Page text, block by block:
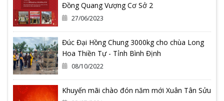
Đồng Quang Vượng Cơ Sở 2
27/06/2023
Đúc Đại Hồng Chung 3000kg cho chùa Long
Hoa Thiền Tự - Tỉnh Bình Định
08/10/2022
Khuyến mãi chào đón năm mới Xuân Tân Sửu